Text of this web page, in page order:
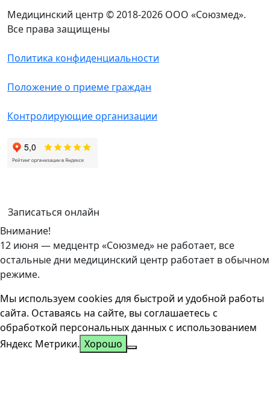
Медицинский центр © 2018-2026 ООО «Союзмед».
Все права защищены
Политика конфиденциальности
Положение о приеме граждан
Контролирующие организации
Записаться онлайн
Внимание!
12 июня — медцентр «Союзмед» не работает, все
остальные дни медицинский центр работает в обычном
режиме.
Мы используем cookies для быстрой и удобной работы
сайта. Оставаясь на сайте, вы соглашаетесь с
обработкой персональных данных с использованием
Яндекс Метрики. Хорошо